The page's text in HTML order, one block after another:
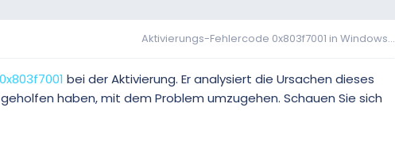
Aktivierungs-Fehlercode 0x803f7001 in Windows...
bei der Aktivierung. Er analysiert die Ursachen dieses
haben, mit dem Problem umzugehen. Schauen Sie sich